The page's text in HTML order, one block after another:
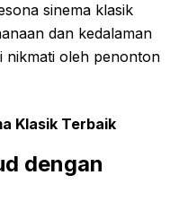
sinema klasik
dan kedalaman
nikmati oleh penonton
Klasik Terbaik
dengan